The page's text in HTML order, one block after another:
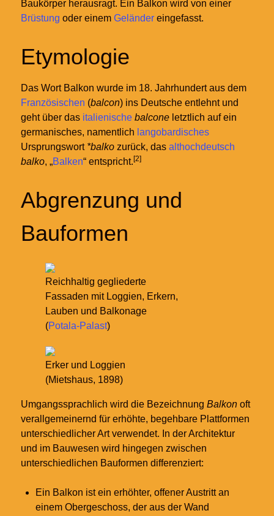
Baukörper herausragt. Ein Balkon wird von einer
Brüstung oder einem Geländer eingefasst.
Etymologie
Das Wort Balkon wurde im 18. Jahrhundert aus dem
Französischen (balcon) ins Deutsche entlehnt und
geht über das italienische balcone letztlich auf ein
germanisches, namentlich langobardisches
Ursprungswort *balko zurück, das althochdeutsch
balko, „Balken“ entspricht. [2]
Abgrenzung und
Bauformen
Reichhaltig gegliederte
Fassaden mit Loggien, Erkern,
Lauben und Balkonage
(Potala-Palast)
Erker und Loggien
(Mietshaus, 1898)
Umgangssprachlich wird die Bezeichnung Balkon oft
verallgemeinernd für erhöhte, begehbare Plattformen
unterschiedlicher Art verwendet. In der Architektur
und im Bauwesen wird hingegen zwischen
unterschiedlichen Bauformen differenziert:
Ein Balkon ist ein erhöhter, offener Austritt an
einem Obergeschoss, der aus der Wand